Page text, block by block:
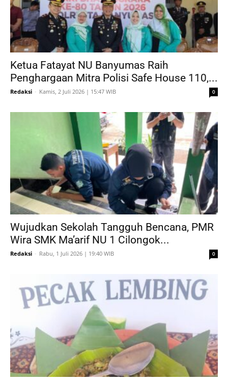
Ketua Fatayat NU Banyumas Raih
Penghargaan Mitra Polisi Safe House 110,...
Redaksi - Kamis, 2 Juli 2026 | 15:47 WIB 0
Wujudkan Sekolah Tangguh Bencana, PMR
Wira SMK Ma’arif NU 1 Cilongok...
Redaksi - Rabu, 1 Juli 2026 | 19:40 WIB 0